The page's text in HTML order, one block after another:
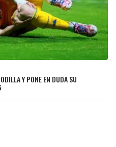
Y PONE EN DUDA SU